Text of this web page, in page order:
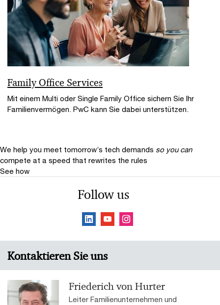
Family Office Services
Mit einem Multi oder Single Family Office sichern Sie Ihr
Familienvermögen. PwC kann Sie dabei unterstützen.
We help you meet tomorrow’s tech demands so you can
compete at a speed that rewrites the rules
See how
Follow us
Kontaktieren Sie uns
Friederich von Hurter
Leiter Familienunternehmen und